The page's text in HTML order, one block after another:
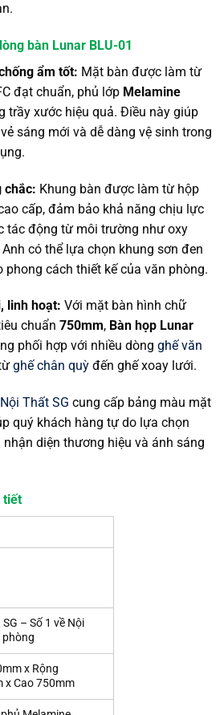
bàn Lunar BLU-01
ẩm tốt: Mặt bàn được làm từ
đạt chuẩn, phủ lớp Melamine
trầy xước hiệu quả. Điều này giúp
sáng mới và dễ dàng vệ sinh trong
chắc: Khung bàn được làm từ hộp
cấp, đảm bảo khả năng chịu lực
tác động từ môi trường như oxy
có thể lựa chọn khung sơn đen
phong cách thiết kế của văn phòng.
linh hoạt: Với mặt bàn hình chữ
chuẩn 750mm, Bàn họp Lunar
phối hợp với nhiều dòng ghế văn
ghế chân quỳđến ghế xoay lưới.
Nội Thất SG cung cấp bảng màu mặt
quý khách hàng tự do lựa chọn
diện thương hiệu và ánh sáng
tiết
– Số 1 về Nội
x Rộng
x Cao 750mm